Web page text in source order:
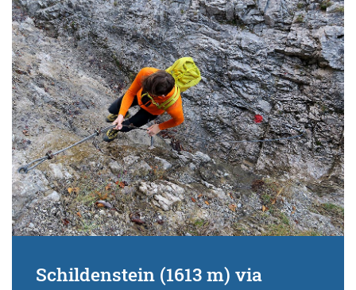
Schildenstein (1613 m) via